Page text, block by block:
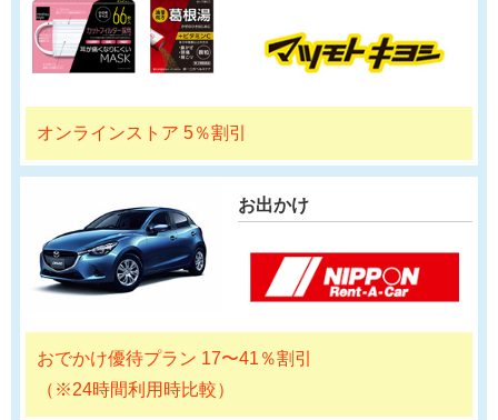
オンラインストア 5％割引
お出かけ
おでかけ優待プラン 17〜41％割引
（※24時間利用時比較）